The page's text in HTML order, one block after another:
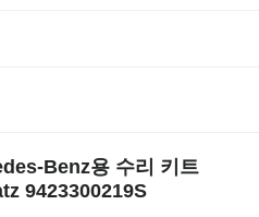
Benz용 수리 키트
9423300219S